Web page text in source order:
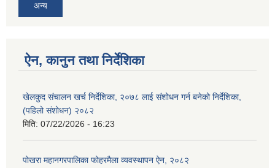
अन्य
ऐन, कानुन तथा निर्देशिका
खेलकुद संचालन खर्च निर्देशिका, २०७८ लाई संशोधन गर्न बनेको निर्देशिका,
(पहिलो संशोधन) २०८२
मिति: 07/22/2026 - 16:23
पोखरा महानगरपालिका फोहरमैला व्यवस्थापन ऐन, २०८२